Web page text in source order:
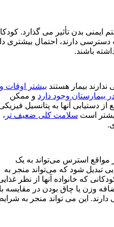
ایمنی بدن تأثیر می گذارد.
دارند، احتمال بیشتری
باشند.
بیمار هستند بیشتر اوقات
وجود دارد و ممکن
دستیابی آنها به پتانسیل
است سلامت کلی ضعیف تر ،
مواقع استرس می‌تواند به یک
تبدیل شود که می‌تواند منجر به
که خانواده آنها از نظر
وزن یا چاق بودن در مقایسه
دارند. این می تواند منجر به